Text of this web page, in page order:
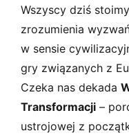
Wszyscy dziś
zrozumienia
w sensie
gry związanych z
Czeka nas dekada
Transformacji –
ustrojowej z